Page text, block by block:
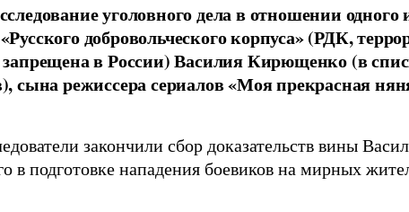
уголовного дела в отношении одного
добровольческого корпуса» (РДК,
в России) Василия Кирющенко (в
сына режиссера сериалов «Моя прекрасная
закончили сбор доказательств вины
в подготовке нападения боевиков на мирных